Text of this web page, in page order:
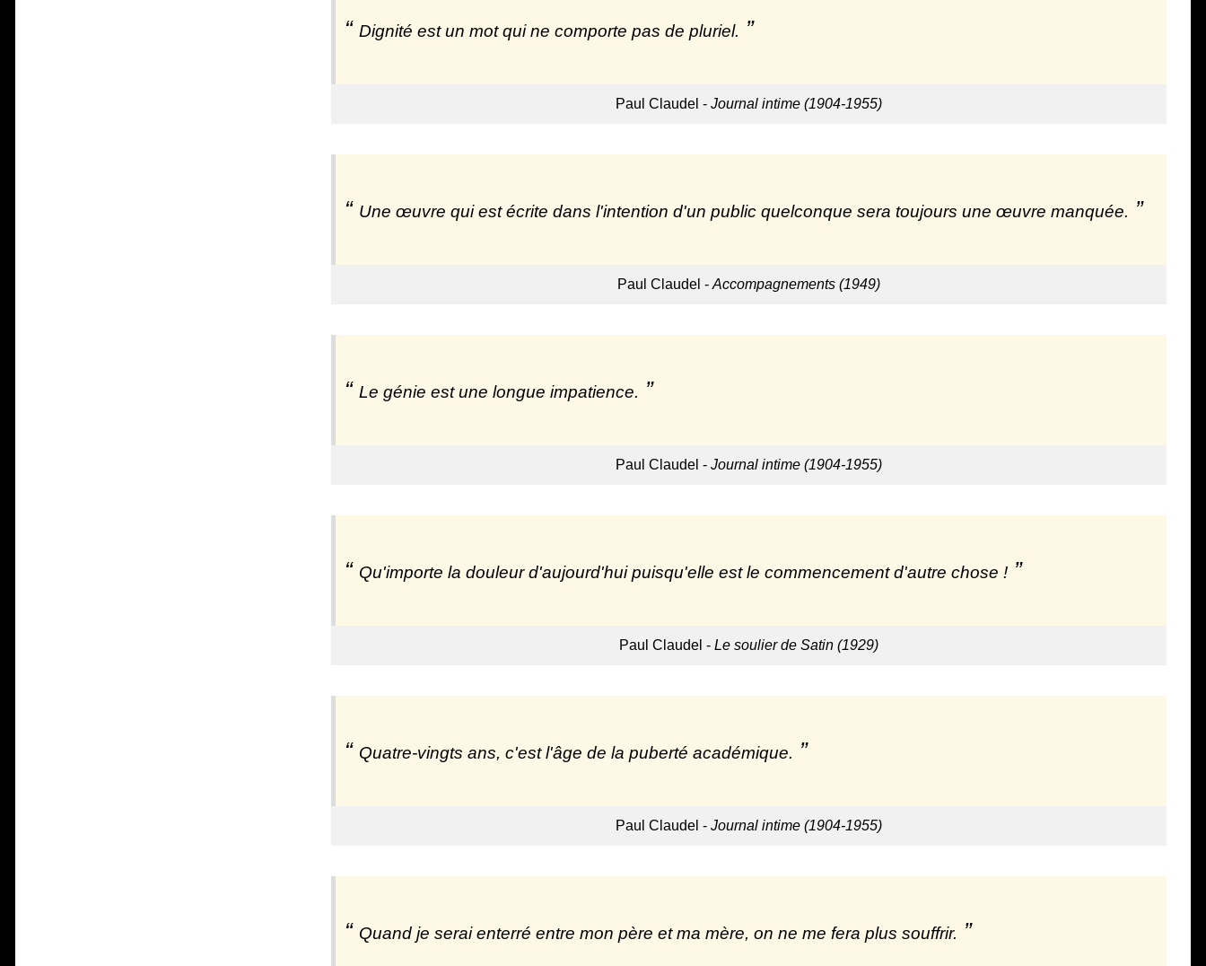
Dignité est un mot qui ne comporte pas de pluriel.
Paul Claudel - Journal intime (1904-1955)
Une œuvre qui est écrite dans l'intention d'un public quelconque sera toujours une œuvre manquée.
Paul Claudel - Accompagnements (1949)
Le génie est une longue impatience.
Paul Claudel - Journal intime (1904-1955)
Qu'importe la douleur d'aujourd'hui puisqu'elle est le commencement d'autre chose !
Paul Claudel - Le soulier de Satin (1929)
Quatre-vingts ans, c'est l'âge de la puberté académique.
Paul Claudel - Journal intime (1904-1955)
Quand je serai enterré entre mon père et ma mère, on ne me fera plus souffrir.